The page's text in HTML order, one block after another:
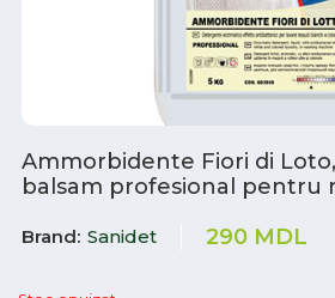
Ammorbidente Fiori di
balsam profesional pentru
Brand Sanidet 290 MDL